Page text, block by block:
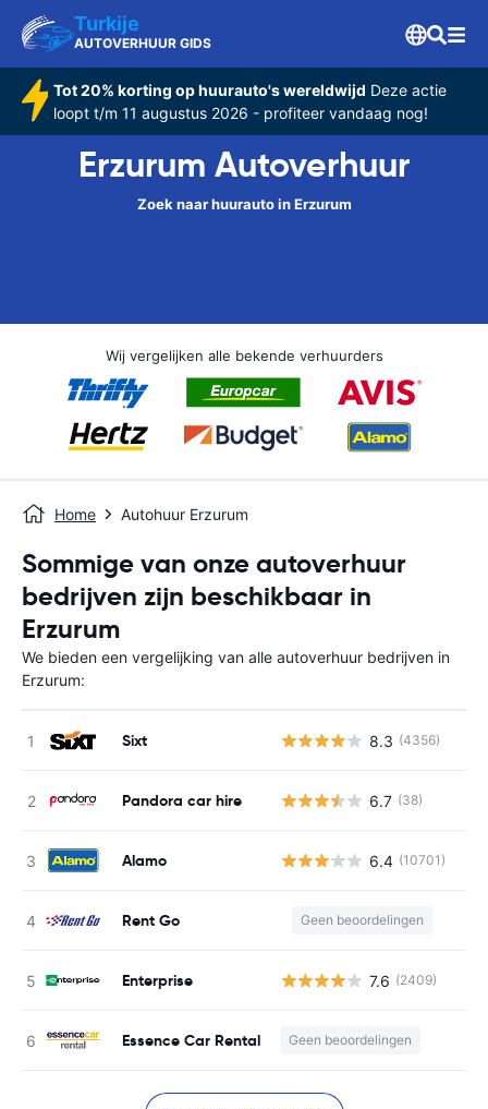
Turkije
AUTOVERHUUR GIDS
Tot 20% korting op huurauto's wereldwijd Deze actie
loopt t/m 11 augustus 2026 - profiteer vandaag nog!
Erzurum Autoverhuur
Zoek naar huurauto in Erzurum
Wij vergelijken alle bekende verhuurders
Home Autohuur Erzurum
Sommige van onze autoverhuur
bedrijven zijn beschikbaar in
Erzurum
We bieden een vergelijking van alle autoverhuur bedrijven in
Erzurum:
Sixt 8.3 (4356)
Pandora car hire 6.7 (38)
Alamo 6.4 (10701)
Rent Go Geen beoordelingen
Enterprise 7.6 (2409)
Essence Car Rental Geen beoordelingen